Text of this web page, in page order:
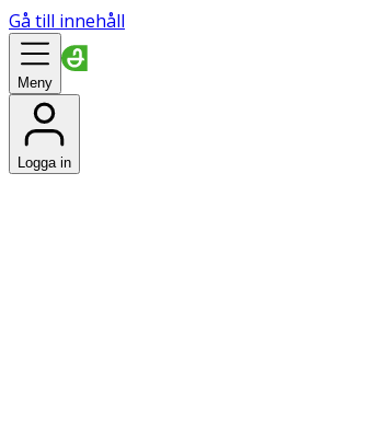
Gå till innehåll
Meny
Logga in